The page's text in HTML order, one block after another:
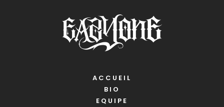
ACCUEIL
BIO
EQUIPE